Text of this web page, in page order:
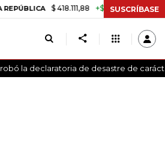
$ 418.111,88 +$ 9.612,91 +2,35%
SUSCRÍBASE
la declaratoria de desastre de